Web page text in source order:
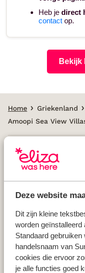
Deze website
Dit zijn kleine
worden geïnstalleerd
Standaard
handelsnaam van
cookies die ervoor
je alle functies goed
Heb je direct
contact op.
Bekijk
Home Griekenland
Amoopi Sea View